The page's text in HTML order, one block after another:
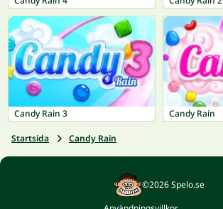
Candy Rain 3 Candy Rain
Startsida Candy Rain
©2026 Spelo.se